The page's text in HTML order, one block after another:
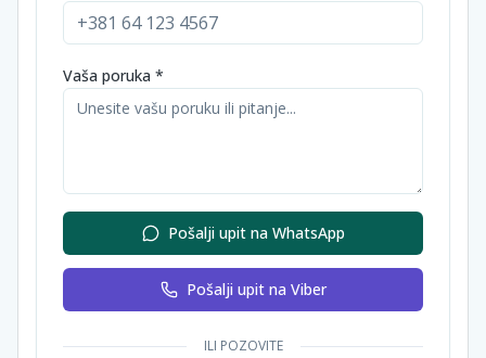
Vaša poruka *
Pošalji upit na WhatsApp
Pošalji upit na Viber
ILI POZOVITE